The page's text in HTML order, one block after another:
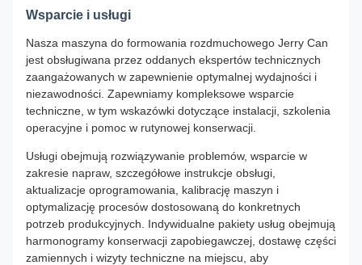
Wsparcie i usługi
Nasza maszyna do formowania rozdmuchowego Jerry Can
jest obsługiwana przez oddanych ekspertów technicznych
zaangażowanych w zapewnienie optymalnej wydajności i
niezawodności. Zapewniamy kompleksowe wsparcie
techniczne, w tym wskazówki dotyczące instalacji, szkolenia
operacyjne i pomoc w rutynowej konserwacji.
Usługi obejmują rozwiązywanie problemów, wsparcie w
zakresie napraw, szczegółowe instrukcje obsługi,
aktualizacje oprogramowania, kalibrację maszyn i
optymalizację procesów dostosowaną do konkretnych
potrzeb produkcyjnych. Indywidualne pakiety usług obejmują
harmonogramy konserwacji zapobiegawczej, dostawę części
zamiennych i wizyty techniczne na miejscu, aby